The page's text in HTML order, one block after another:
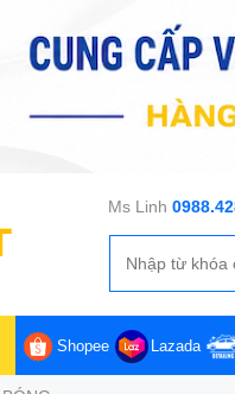
Ms Linh
Shopee Lazada